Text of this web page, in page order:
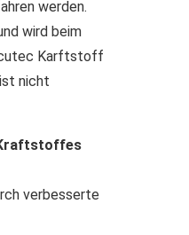
werden.
wird beim
Karftstoff
nicht
verbesserte